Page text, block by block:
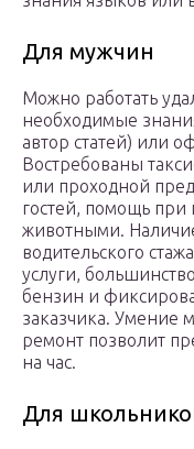
Для мужчин
Можно работать
необходимые
автор статей) или
Востребованы
или проходной
гостей, помощь при
животными.
водительского
услуги,
бензин и
заказчика. Умение
ремонт позволит
на час.
Для